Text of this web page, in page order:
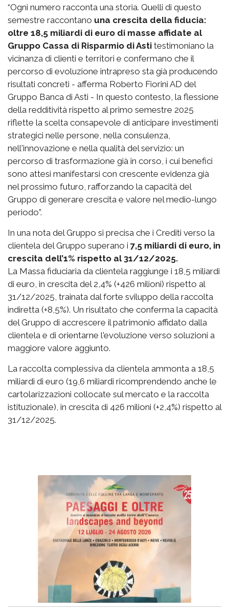
“Ogni numero racconta una storia. Quelli di questo
semestre raccontano una crescita della fiducia:
oltre 18,5 miliardi di euro di masse affidate al
Gruppo Cassa di Risparmio di Asti testimoniano la
vicinanza di clienti e territori e confermano che il
percorso di evoluzione intrapreso sta già producendo
risultati concreti - afferma Roberto Fiorini AD del
Gruppo Banca di Asti - In questo contesto, la flessione
della redditività rispetto al primo semestre 2025
riflette la scelta consapevole di anticipare investimenti
strategici nelle persone, nella consulenza,
nell'innovazione e nella qualità del servizio: un
percorso di trasformazione già in corso, i cui benefici
sono attesi manifestarsi con crescente evidenza già
nel prossimo futuro, rafforzando la capacità del
Gruppo di generare crescita e valore nel medio-lungo
periodo”.
In una nota del Gruppo si precisa che i Crediti verso la
clientela del Gruppo superano i 7,5 miliardi di euro, in
crescita dell’1% rispetto al 31/12/2025.
La Massa fiduciaria da clientela raggiunge i 18,5 miliardi
di euro, in crescita del 2,4% (+426 milioni) rispetto al
31/12/2025, trainata dal forte sviluppo della raccolta
indiretta (+8,5%). Un risultato che conferma la capacità
del Gruppo di accrescere il patrimonio affidato dalla
clientela e di orientarne l'evoluzione verso soluzioni a
maggiore valore aggiunto.
La raccolta complessiva da clientela ammonta a 18,5
miliardi di euro (19,6 miliardi ricomprendendo anche le
cartolarizzazioni collocate sul mercato e la raccolta
istituzionale), in crescita di 426 milioni (+2,4%) rispetto al
31/12/2025.